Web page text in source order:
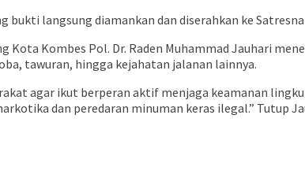
bukti langsung diamankan dan diserahkan ke
Kota Kombes Pol. Dr. Raden Muhammad Jauhari
tawuran, hingga kejahatan jalanan lainnya.
agar ikut berperan aktif menjaga keamanan
dan peredaran minuman keras ilegal.” Tutup